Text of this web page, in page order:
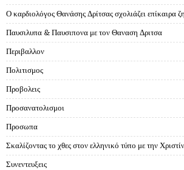
Ο καρδιολόγος Θανάσης Δρίτσας σχολιάζει επίκαιρα
Παυσιλυπα & Παυσιπονα με τον Θαναση Δριτσα
Περιβαλλον
Πολιτισμος
Προβολεις
Προσανατολισμοι
Προσωπα
Σκαλίζοντας το χθες στον ελληνικό τύπο με την
Συνεντευξεις